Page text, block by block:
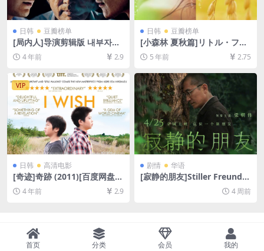
日韩 豆瓣榜单
[局内人]导演剪辑版 내부자들
(2015)[百度网盘+夸克网盘
+迅雷云盘资源1080P超清未
4 年前 2.9
日韩 豆瓣榜单
[小森林 夏秋篇]リトル・フォ
レスト 夏・秋 (2014)[百度网
盘+迅雷云盘资源1080P超清
字]
5 年前 2.75
VIP
日韩 高清电影
[奇迹]奇跡 (2011)[百度网盘
+迅雷云盘资源1080P超清未
删减][MP4/7.3GB][日语中字]
4 年前 2.9
剧情 华语
[寂静的朋友]Stiller Freund
(2025)[百度网盘+夸克网盘10
80P超清未删减资源][网盘在
4 周前
首页 分类 会员 我的